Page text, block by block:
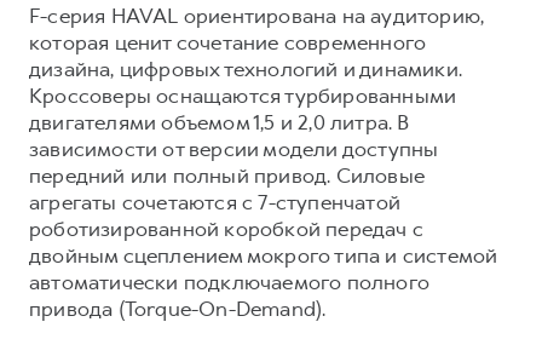
Автомобильные аксессуары
Коллекция CITY
Коллекция Базовая
Коллекция Детская
Коллекция Базовая
Коллекция Детская
F-серия HAVAL ориентирована на аудиторию,
которая ценит сочетание современного
дизайна, цифровых технологий и динамики.
Кроссоверы оснащаются турбированными
двигателями объемом 1,5 и 2,0 литра. В
зависимости от версии модели доступны
передний или полный привод. Силовые
агрегаты сочетаются с 7-ступенчатой
роботизированной коробкой передач с
двойным сцеплением мокрого типа и системой
автоматически подключаемого полного
привода (Torque-On-Demand).